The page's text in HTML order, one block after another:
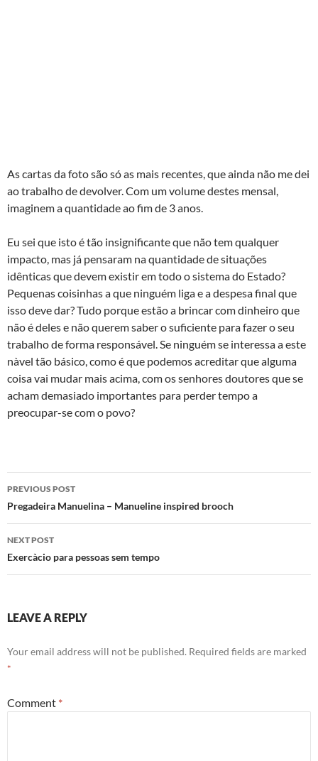
As cartas da foto são só as mais recentes, que ainda não me dei
ao trabalho de devolver. Com um volume destes mensal,
imaginem a quantidade ao fim de 3 anos.
Eu sei que isto é tão insignificante que não tem qualquer
impacto, mas já pensaram na quantidade de situações
idênticas que devem existir em todo o sistema do Estado?
Pequenas coisinhas a que ninguém liga e a despesa final que
isso deve dar? Tudo porque estão a brincar com dinheiro que
não é deles e não querem saber o suficiente para fazer o seu
trabalho de forma responsável. Se ninguém se interessa a este
nà­vel tão básico, como é que podemos acreditar que alguma
coisa vai mudar mais acima, com os senhores doutores que se
acham demasiado importantes para perder tempo a
preocupar-se com o povo?
Post
navigation
PREVIOUS POST
Pregadeira Manuelina – Manueline inspired brooch
NEXT POST
Exercà­cio para pessoas sem tempo
LEAVE A REPLY
Your email address will not be published. Required fields are marked
*
Comment *